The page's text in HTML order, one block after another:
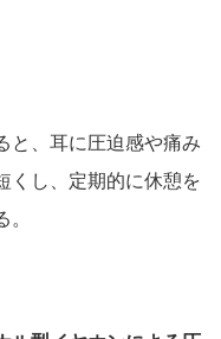
と、耳に圧迫感や痛み
くし、定期的に休憩を